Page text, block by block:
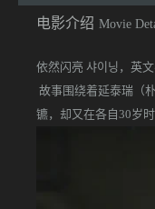
电影介绍 Movie
依然闪亮 샤이닝，英
故事围绕着延泰瑞（
镳，却又在各自30岁时